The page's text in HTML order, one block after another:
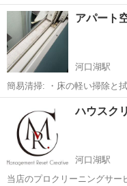
アパート
河口湖駅
簡易清掃: ・床の軽い掃除と
的な清掃を目的とし、汚れが
間の制約や予算の少ない場合に便利です アパート
店の簡易清掃...
河口湖
ハウスク
河口湖駅
当店のプロクリーニングサー